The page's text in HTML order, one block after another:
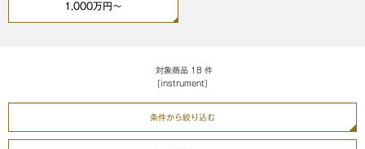
1,000万円〜
対象商品 18 件
[instrument]
条件から絞り込む